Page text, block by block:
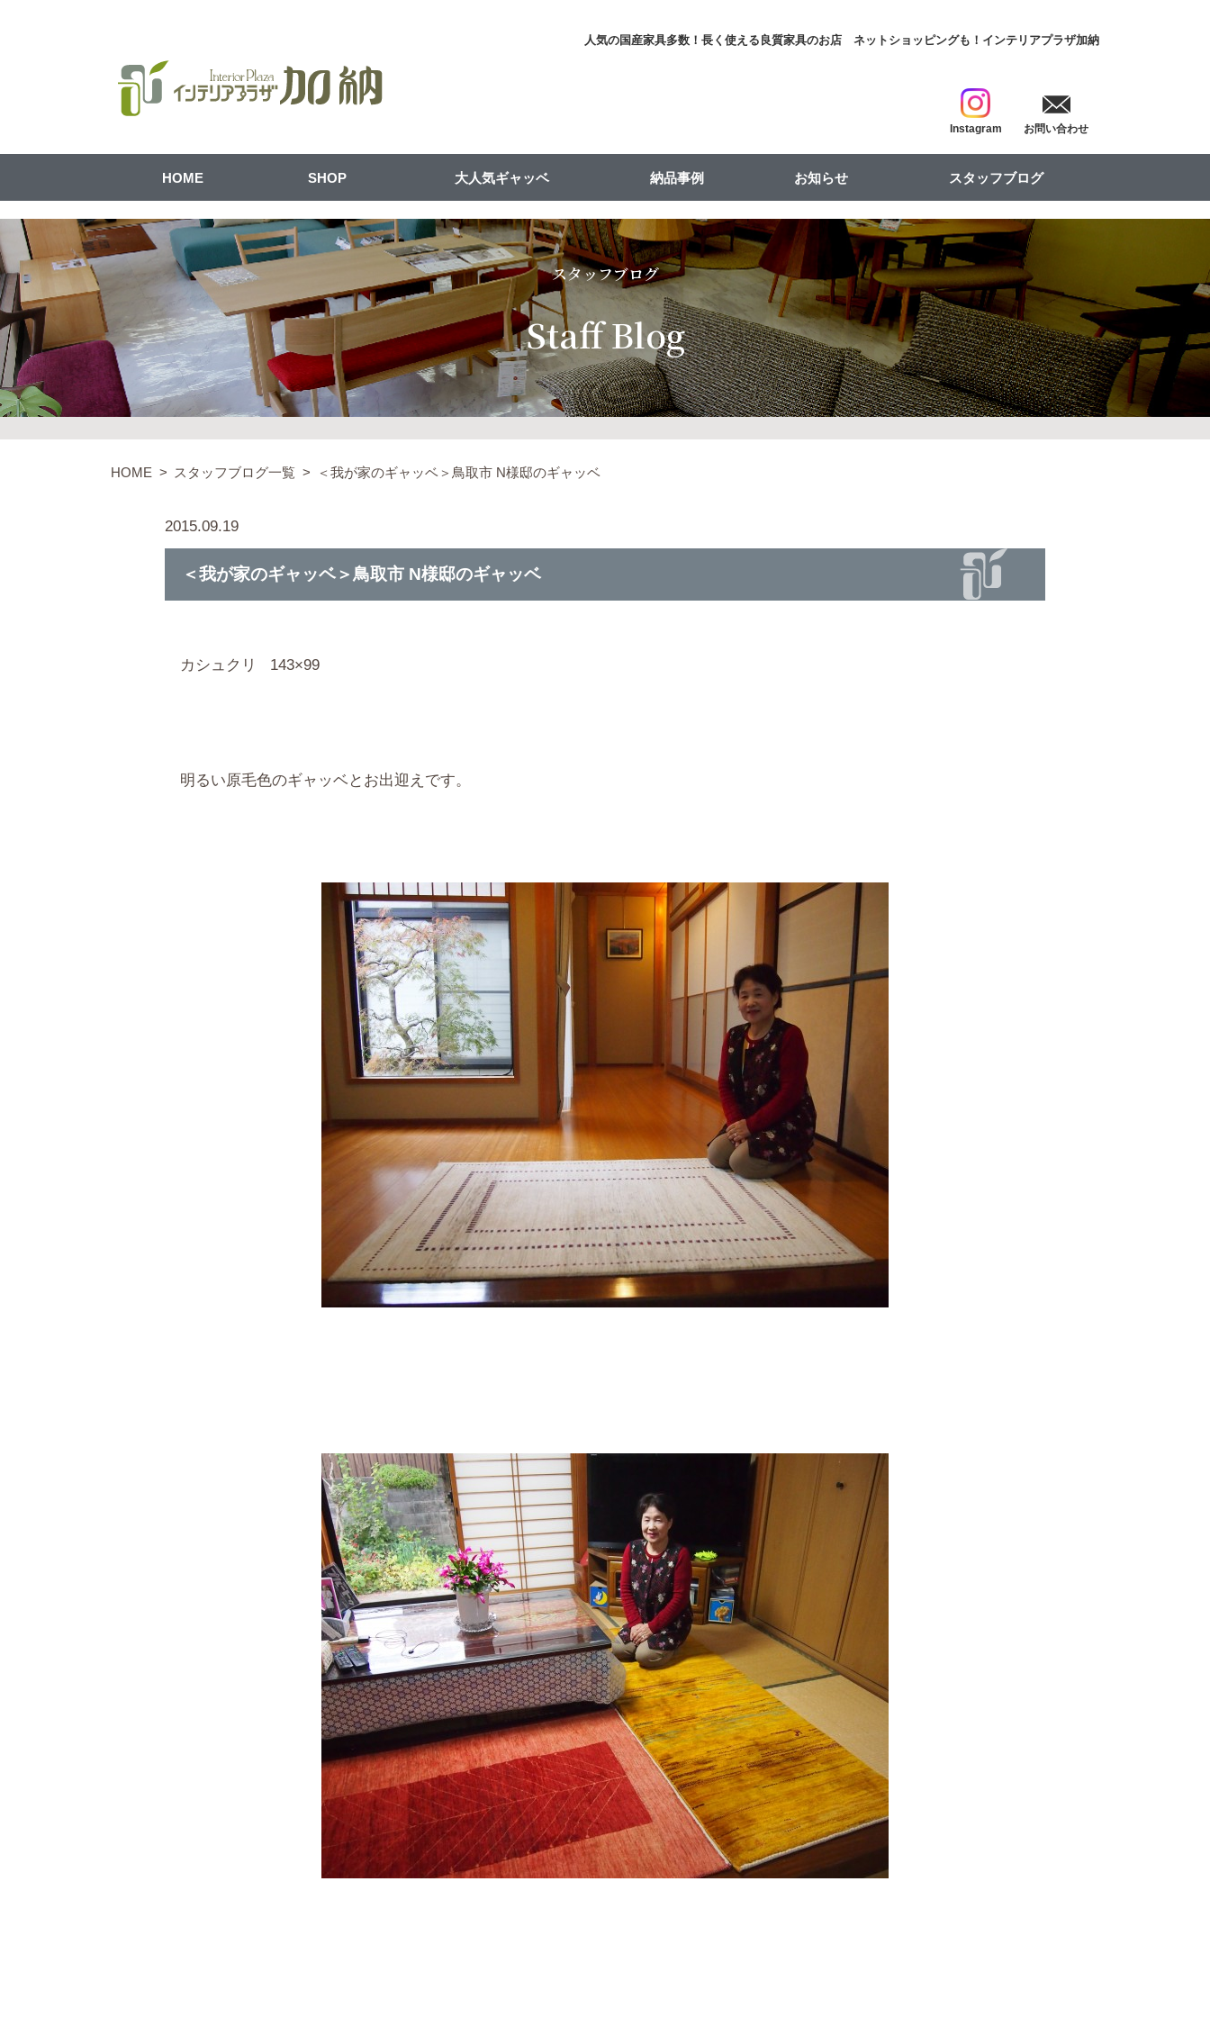
人気の国産家具多数！長く使える良質家具のお店 ネットショッピングも！インテリアプラザ加納
Instagram お問い合わせ
HOME SHOP 大人気ギャッベ 納品事例 お知らせ スタッフブログ
スタッフブログ
Staff Blog
HOME スタッフブログ一覧 ＜我が家のギャッベ＞鳥取市 N様邸のギャッベ
2015.09.19
＜我が家のギャッベ＞鳥取市 N様邸のギャッベ
カシュクリ 143×99
明るい原毛色のギャッベとお出迎えです。